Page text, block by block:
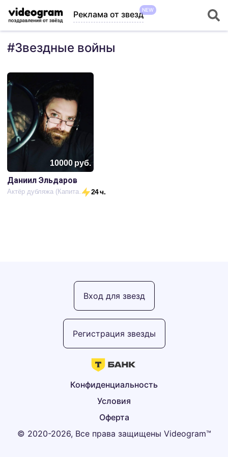
Реклама от звездNEW
#Звездные войны
10000руб.
Даниил Эльдаров
Актёр дубляжа (Капитан Америка) 24 ч.
© 2020-2026, Все права защищены Videogram™
Оферта
Условия
Конфиденциальность
Регистрация звезды
Вход для звезд